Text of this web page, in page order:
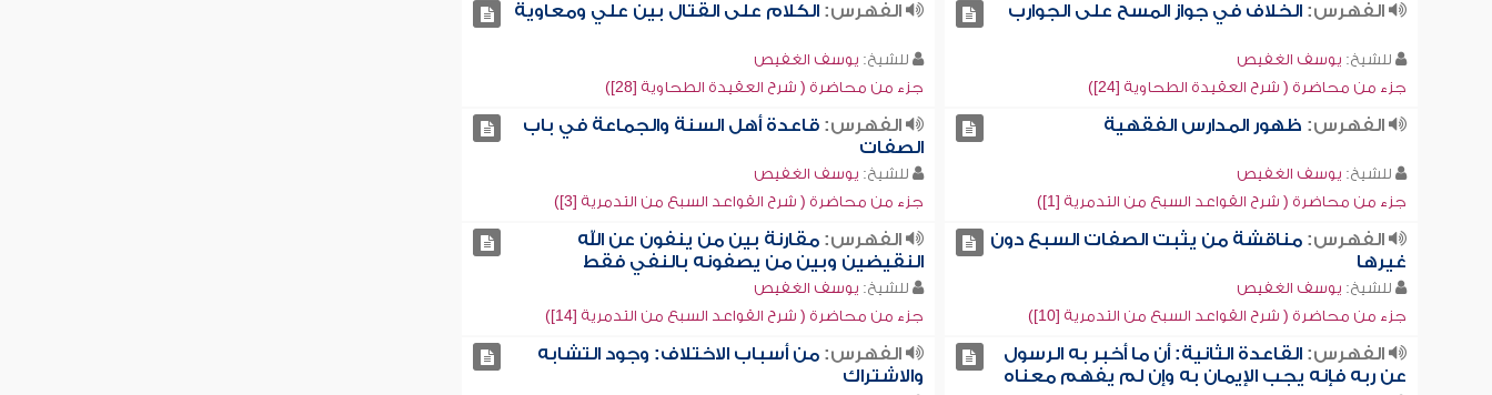
الفهرس:الخلاف في جواز المسح على الجوارب
للشيخ: يوسف الغفيص
جزء من محاضرة ( شرح العقيدة الطحاوية [24])
الفهرس: الكلام على القتال بين علي ومعاوية
للشيخ: يوسف الغفيص
جزء من محاضرة ( شرح العقيدة الطحاوية [28])
الفهرس: ظهور المدارس الفقهية
للشيخ: يوسف الغفيص
جزء من محاضرة ( شرح القواعد السبع من التدمرية [1])
الفهرس: قاعدة أهل السنة والجماعة في باب
الصفات
للشيخ: يوسف الغفيص
جزء من محاضرة ( شرح القواعد السبع من التدمرية [3])
الفهرس:مناقشة من يثبت الصفات السبع دون
غيرها
للشيخ: يوسف الغفيص
جزء من محاضرة ( شرح القواعد السبع من التدمرية [10])
الفهرس: مقارنة بين من ينفون عن الله
النقيضين وبين من يصفونه بالنفي فقط
للشيخ: يوسف الغفيص
جزء من محاضرة ( شرح القواعد السبع من التدمرية [14])
الفهرس:القاعدة الثانية: أن ما أخبر به الرسول
عن ربه فإنه يجب الإيمان به وإن لم يفهم معناه
الفهرس: من أسباب الاختلاف: وجود التشابه
والاشتراك